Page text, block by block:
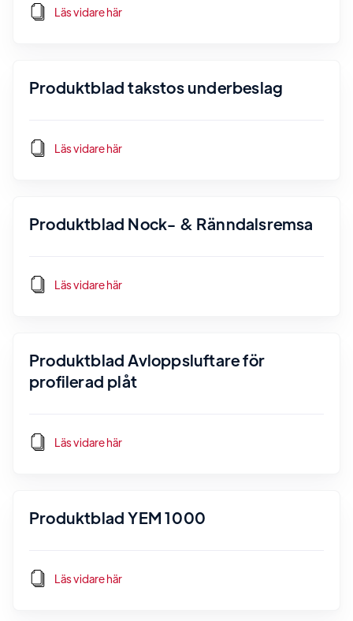
Läs vidare här
Produktblad takstos underbeslag
Läs vidare här
Produktblad Nock- & Ränndalsremsa
Läs vidare här
Produktblad Avloppsluftare för
profilerad plåt
Läs vidare här
Produktblad YEM 1000
Läs vidare här